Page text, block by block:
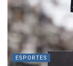
ESPORTES